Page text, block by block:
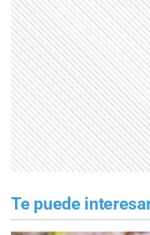
Te puede